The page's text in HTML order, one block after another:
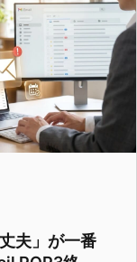
夫」が一番